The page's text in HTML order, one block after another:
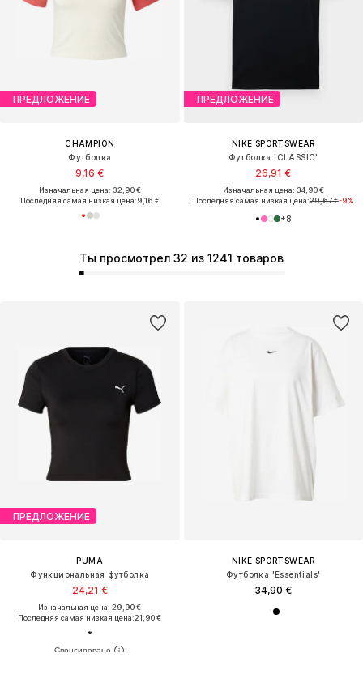
ПРЕДЛОЖЕНИЕ
CHAMPION
Футболка
9,16 €
Изначальная цена: 32,90 €
Последняя самая низкая цена:9,16 €
ПРЕДЛОЖЕНИЕ
NIKE SPORTSWEAR
Футболка 'CLASSIC'
26,91 €
Изначальная цена: 34,90 €
Последняя самая низкая цена:29,67 €-9%
+8
Ты просмотрел 32 из 1241 товаров
ПРЕДЛОЖЕНИЕ
PUMA
Функциональная футболка
24,21 €
Изначальная цена: 29,90 €
Последняя самая низкая цена:21,90 €
NIKE SPORTSWEAR
Футболка 'Essentials'
34,90 €